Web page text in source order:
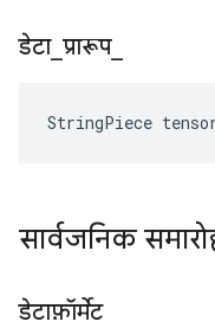
डेटा_ प्रारूप_
StringPiece
सार्वजनिक
डेटाफ़ॉर्मेट